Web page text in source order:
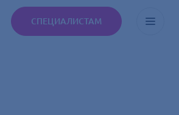
СПЕЦИАЛИСТАМ